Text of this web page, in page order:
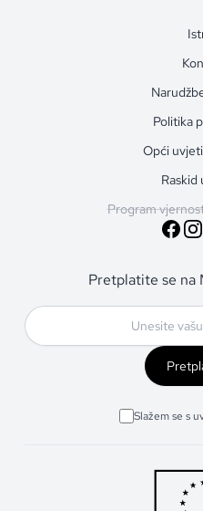
Politika
Opći
Raskid
Program
Pretplatite se na
Slažem se s